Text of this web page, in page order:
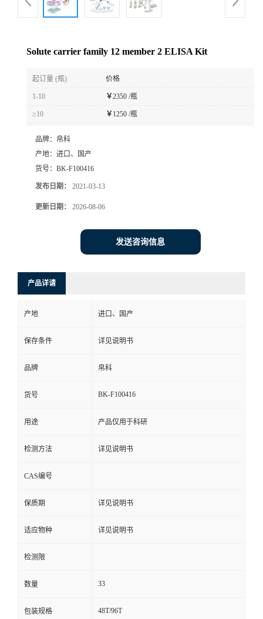
Solute carrier family 12 member 2 ELISA Kit
起订量 (瓶) 价格
1-10 ￥2350 /瓶
≥10 ￥ 1250 /瓶
品牌： 帛科
产地： 进口、国产
货号： BK-F100416
发布日期： 2021-03-13
更新日期： 2026-08-06
发送咨询信息
产品详请
产地 进口、国产
保存条件 详见说明书
品牌 帛科
货号 BK-F100416
用途 产品仅用于科研
检测方法 详见说明书
CAS编号
保质期 详见说明书
适应物种 详见说明书
检测限
数量 33
包装规格 48T/96T